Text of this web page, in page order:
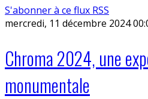
S'abonner à ce flux RSS
mercredi, 11 décembre 2024
Chroma 2024, une
monumentale